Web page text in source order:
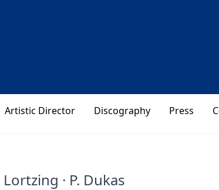
Artistic Director Discography Press
· P. Dukas